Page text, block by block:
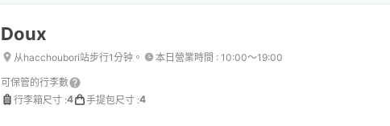
Doux
从hacchoubori站步行1分钟。 本日營業時間 : 10:00〜19:00
可保管的行李數
行李箱尺寸 :4 手提包尺寸 :4